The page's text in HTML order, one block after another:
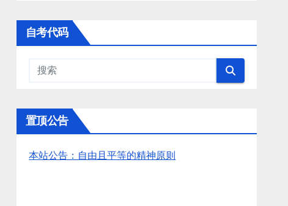
自考代码
置顶公告
本站公告：自由且平等的精神原则